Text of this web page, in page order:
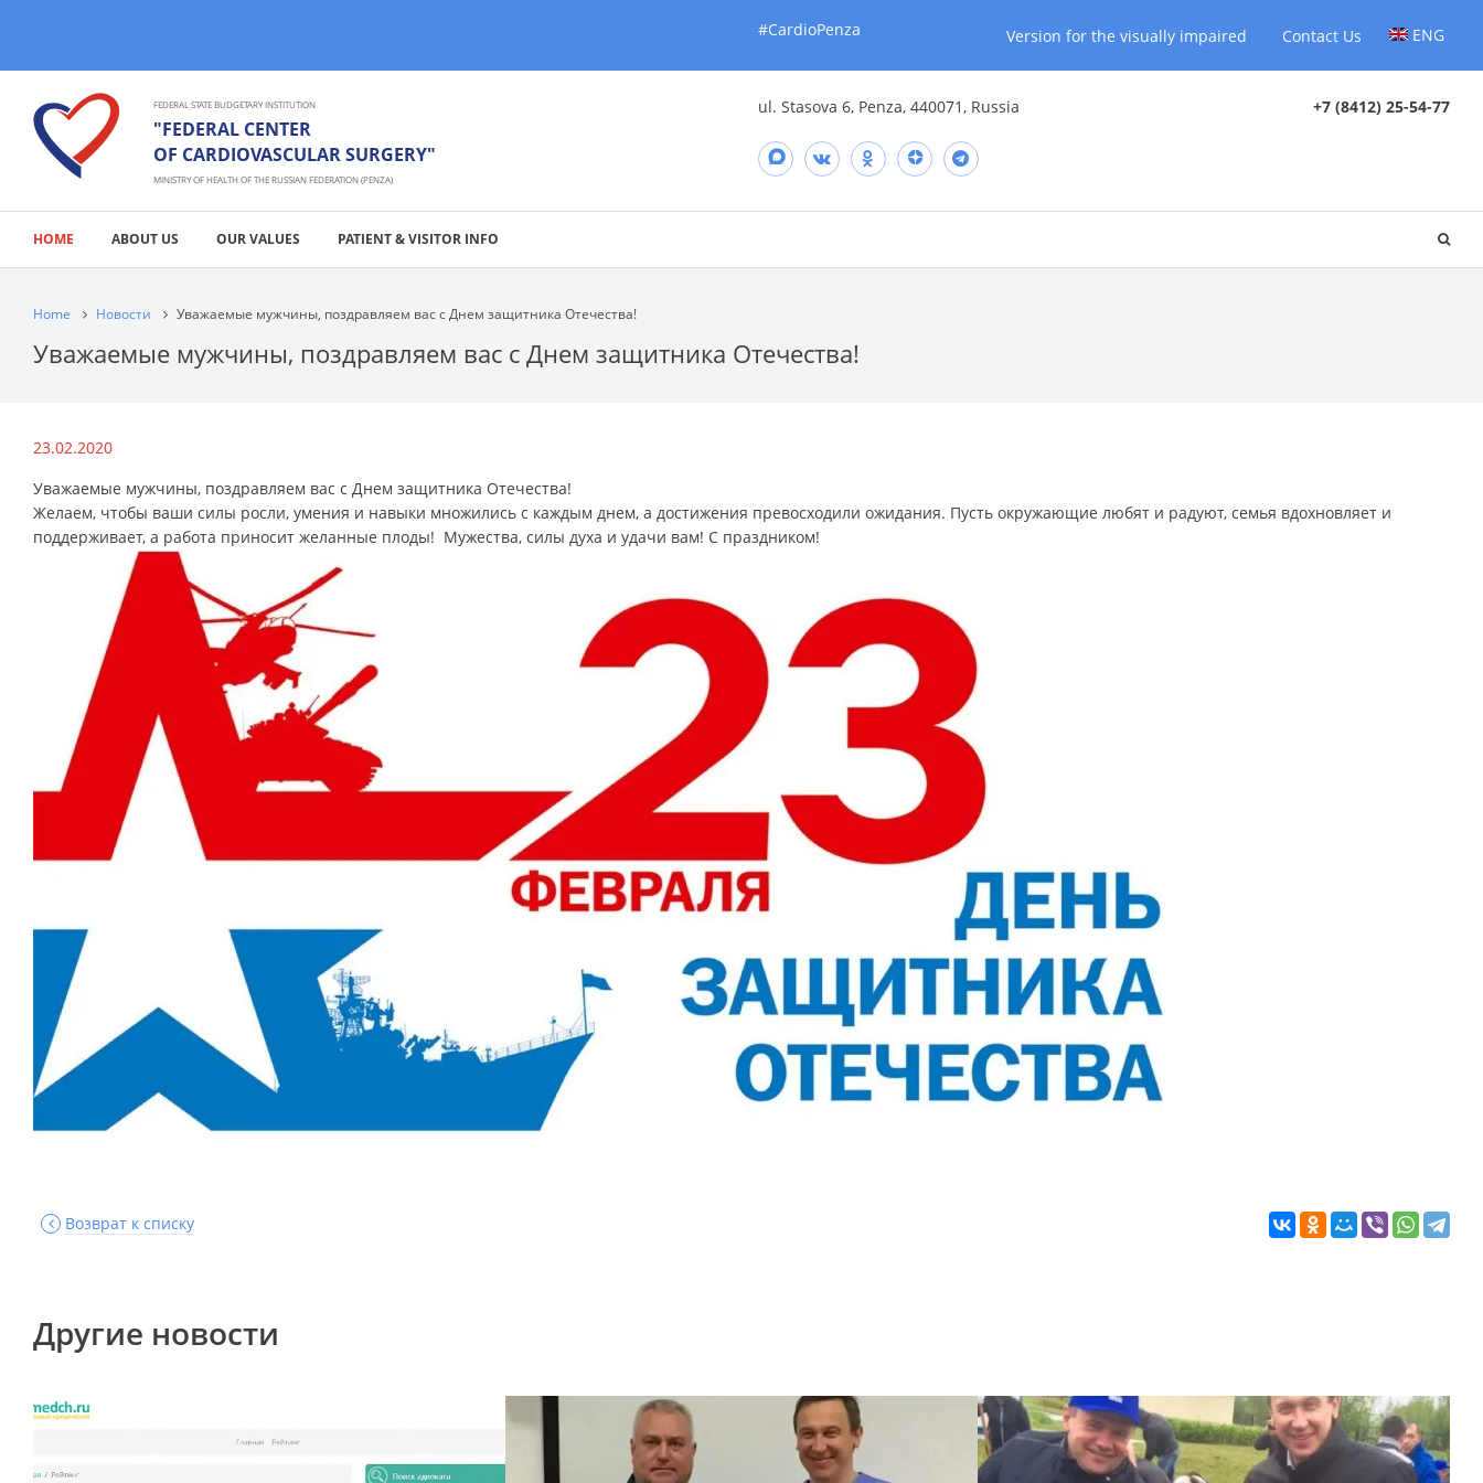
#CardioPenza Version for the visually impaired Contact Us ENG
FEDERAL STATE BUDGETARY INSTITUTION
"FEDERAL CENTER
OF CARDIOVASCULAR SURGERY"
MINISTRY OF HEALTH OF THE RUSSIAN FEDERATION (PENZA)
ul. Stasova 6, Penza, 440071, Russia +7 (8412) 25-54-77
HOME ABOUT US OUR VALUES PATIENT & VISITOR INFO
Home Новости Уважаемые мужчины, поздравляем вас с Днем защитника Отечества!
Уважаемые мужчины, поздравляем вас с Днем защитника Отечества!
23.02.2020
Уважаемые мужчины, поздравляем вас с Днем защитника Отечества!
Желаем, чтобы ваши силы росли, умения и навыки множились с каждым днем, а достижения превосходили ожидания. Пусть окружающие любят и радуют, семья вдохновляет и
поддерживает, а работа приносит желанные плоды! Мужества, силы духа и удачи вам! С праздником!
Возврат к списку
Другие новости